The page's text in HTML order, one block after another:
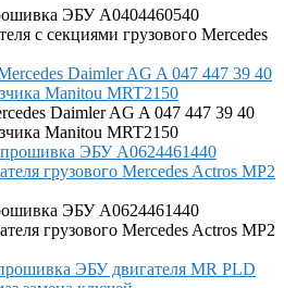
ЭБУ A0404460540
c секциями грузового Mercedes
Daimler AG A 047 447 39 40
Manitou MRT2150
ЭБУ A0624461440
грузового Mercedes Actros MP2